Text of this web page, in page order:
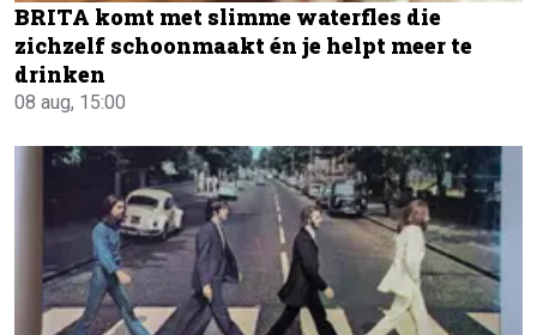
BRITA komt met slimme waterfles die
zichzelf schoonmaakt én je helpt meer te
drinken
08 aug, 15:00